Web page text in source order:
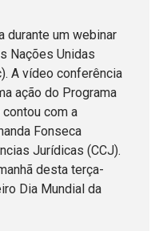
durante um webinar
Nações Unidas
A vídeo conferência
ação do Programa
com a
Fonseca
Jurídicas (CCJ).
desta terça-
Dia Mundial da